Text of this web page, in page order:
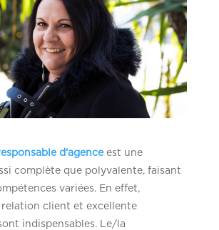
d’agence est une
complète que polyvalente, faisant
variées. En effet,
relation client et excellente
indispensables. Le/la